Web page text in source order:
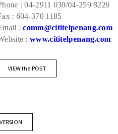
: 04-2911 030/04-259 8229
: 604-370 1185
:comm@cititelpenang.com
:www.cititelpenang.com
VIEW the POST